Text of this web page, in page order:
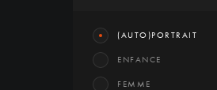
(AUTO)PORTRAIT
ENFANCE
FEMME